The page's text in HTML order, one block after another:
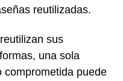
reutilizadas.
sus
una sola
comprometida puede